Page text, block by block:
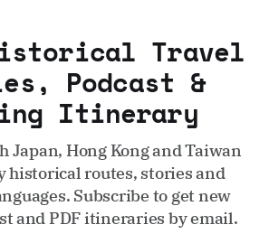
Travel
Podcast &
Itinerary
Japan, Hong Kong and Taiwan
historical routes, stories and
Subscribe to get new
and PDF itineraries by email.